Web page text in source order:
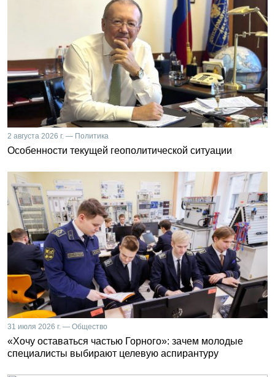
2 августа 2026 г. — Политика
Особенности текущей геополитической ситуации
31 июля 2026 г. — Общество
«Хочу оставаться частью Горного»: зачем молодые
специалисты выбирают целевую аспирантуру